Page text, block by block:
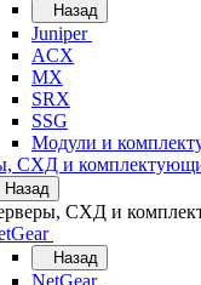
Назад
Juniper
ACX
MX
SRX
SSG
Модули и
СХД и
Назад
СХД и
Назад
NetGear